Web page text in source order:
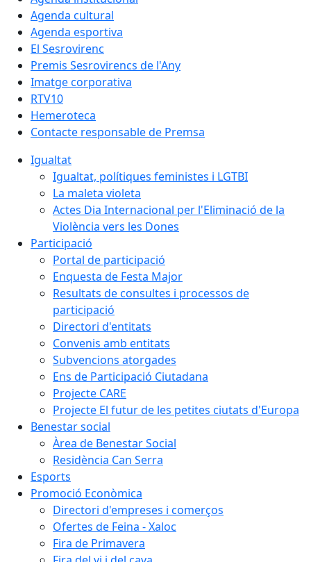
Agenda cultural
Agenda esportiva
El Sesrovirenc
Premis Sesrovirencs de l'Any
Imatge corporativa
RTV10
Hemeroteca
Contacte responsable de Premsa
Igualtat
Igualtat, polítiques feministes i LGTBI
La maleta violeta
Actes Dia Internacional per l'Eliminació de la
Violència vers les Dones
Participació
Portal de participació
Enquesta de Festa Major
Resultats de consultes i processos de
participació
Directori d'entitats
Convenis amb entitats
Subvencions atorgades
Ens de Participació Ciutadana
Projecte CARE
Projecte El futur de les petites ciutats d'Europa
Benestar social
Àrea de Benestar Social
Residència Can Serra
Esports
Promoció Econòmica
Directori d'empreses i comerços
Ofertes de Feina - Xaloc
Fira de Primavera